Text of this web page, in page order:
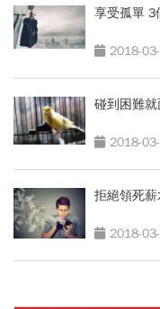
享受孤單 3
2018-
碰到困難就
2018-
拒絕領死薪
2018-